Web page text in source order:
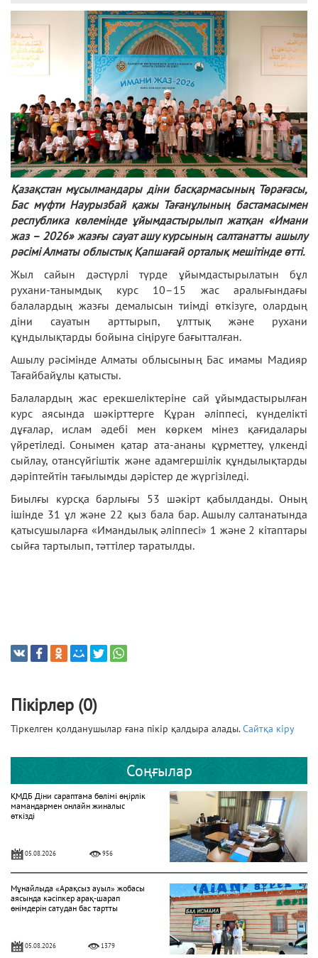
Қазақстан мұсылмандары діни басқармасының Төрағасы,
Бас мүфти Наурызбай қажы Тағанұлының бастамасымен
республика көлемінде ұйымдастырылып жатқан «Имани
жаз – 2026» жазғы сауат ашу курсының салтанатты ашылу
рәсімі Алматы облыстық Қапшағай орталық мешітінде өтті.
Жыл сайын дәстүрлі түрде ұйымдастырылатын бұл
рухани-танымдық курс 10–15 жас аралығындағы
балалардың жазғы демалысын тиімді өткізуге, олардың
діни сауатын арттырып, ұлттық және рухани
құндылықтарды бойына сіңіруге бағытталған.
Ашылу рәсімінде Алматы облысының Бас имамы Мадияр
Тағайбайұлы қатысты.
Балалардың жас ерекшеліктеріне сай ұйымдастырылған
курс аясында шәкірттерге Құран әліппесі, күнделікті
дұғалар, ислам әдебі мен көркем мінез қағидалары
үйретіледі. Сонымен қатар ата-ананы құрметтеу, үлкенді
сыйлау, отансүйгіштік және адамгершілік құндылықтарды
дәріптейтін тағылымды дәрістер де жүргізіледі.
Биылғы курсқа барлығы 53 шәкірт қабылданды. Оның
ішінде 31 ұл және 22 қыз бала бар. Ашылу салтанатында
қатысушыларға «Имандылық әліппесі» 1 және 2 кітаптары
сыйға тартылып, тәттілер таратылды.
Пікірлер (0)
Тіркелген қолданушылар ғана пікір қалдыра алады.Сайтқа кіру
Соңғылар
ҚМДБ Діни сараптама бөлімі өңірлік
мамандармен онлайн жиналыс
өткізді
05.08.2026 956
Мұнайлыда «Арақсыз ауыл» жобасы
аясында кәсіпкер арақ-шарап
өнімдерін сатудан бас тартты
05.08.2026 1379